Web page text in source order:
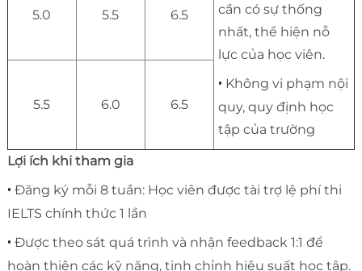
cần có sự thống
nhất, thể hiện nỗ
lực của học viên.
• Không vi phạm nội
quy, quy định học
tập của trường
5.0 5.5 6.5
5.5 6.0 6.5
Lợi ích khi tham gia
• Đăng ký mỗi 8 tuần: Học viên được tài trợ lệ phí thi
IELTS chính thức 1 lần
• Được theo sát quá trình và nhận feedback 1:1 để
hoàn thiện các kỹ năng, tinh chỉnh hiệu suất học tập.